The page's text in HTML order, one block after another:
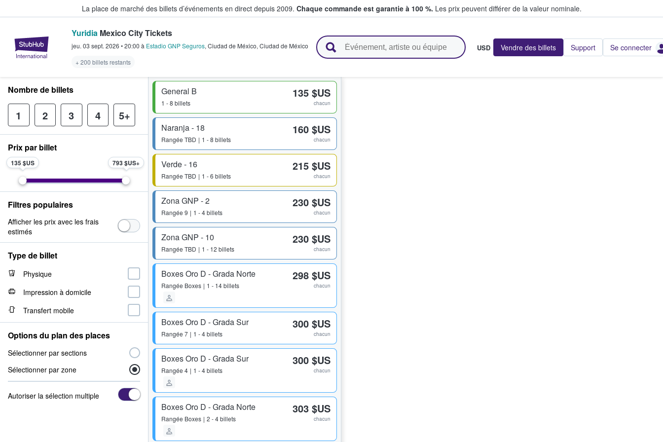
La place de marché des billets d’événements en direct depuis 2009. Chaque commande est garantie à 100 %. Les prix peuvent différer de la valeur nominale.
StubHub - Où les fans achètent et vendent des billets
Yuridia Mexico City Tickets
jeu. 03 sept. 2026 •20:00 à Estadio GNP Seguros, Ciudad de México, Ciudad de México
+ 200 billets restants
USD Vendre des billets Support Se connecter
General B
1 - 8 billets
135 $US
chacun
Naranja - 18
Rangée TBD 1 - 8 billets
160 $US
chacun
Verde - 16
Rangée TBD 1 - 6 billets
215 $US
chacun
Zona GNP - 2
Rangée 9 1 - 4 billets
230 $US
chacun
Zona GNP - 10
Rangée TBD 1 - 12 billets
230 $US
chacun
Boxes Oro D - Grada Norte
Rangée Boxes 1 - 14 billets
298 $US
chacun
Boxes Oro D - Grada Sur
Rangée 7 1 - 4 billets
300 $US
chacun
Boxes Oro D - Grada Sur
Rangée 4 1 - 4 billets
300 $US
chacun
Boxes Oro D - Grada Norte
Rangée Boxes 2 - 4 billets
303 $US
chacun
Nombre de billets
1 2 3 4 5+
Prix par billet
135 $US 793 $US
Filtres populaires
Afficher les prix avec les frais
estimés
Type de billet
Physique
Impression à domicile
Transfert mobile
Options du plan des places
Sélectionner par sections
Sélectionner par zone
Autoriser la sélection multiple